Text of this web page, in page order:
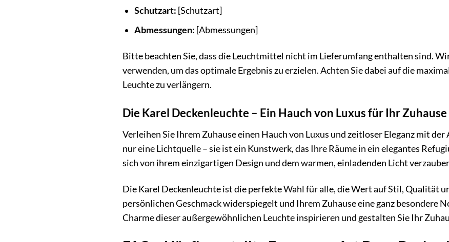
Schutzart: [Schutzart]
Abmessungen: [Abmessungen]
Bitte beachten Sie, dass die Leuchtmittel nicht im Lieferumfang enthalten sind.
verwenden, um das optimale Ergebnis zu erzielen. Achten Sie dabei auf die
Leuchte zu verlängern.
Die Karel Deckenleuchte – Ein Hauch von Luxus für Ihr Zuhause
Verleihen Sie Ihrem Zuhause einen Hauch von Luxus und zeitloser Eleganz mit
nur eine Lichtquelle – sie ist ein Kunstwerk, das Ihre Räume in ein elegantes
sich von ihrem einzigartigen Design und dem warmen, einladenden Licht
Die Karel Deckenleuchte ist die perfekte Wahl für alle, die Wert auf Stil, Qualität
persönlichen Geschmack widerspiegelt und Ihrem Zuhause eine ganz besondere
Charme dieser außergewöhnlichen Leuchte inspirieren und gestalten Sie Ihr